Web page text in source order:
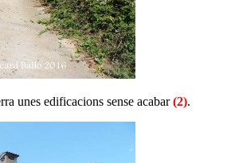
unes edificacions sense acabar(2).